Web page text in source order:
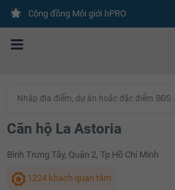
Cộng đồng Môi giới bPRO
Nhập địa điểm, dự án hoặc đặc điểm BĐS ...
Căn hộ La Astoria
Bình Trưng Tây, Quận 2, Tp Hồ Chí Minh
1224 khách quan tâm